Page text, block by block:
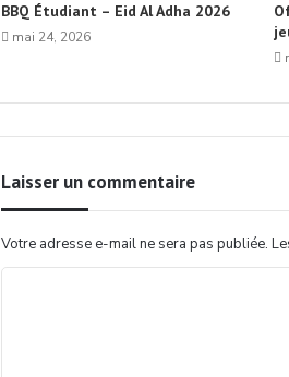
BBQ Étudiant – Eid Al Adha 2026
mai 24, 2026
Laisser un commentaire
Votre adresse e-mail ne sera pas publiée.